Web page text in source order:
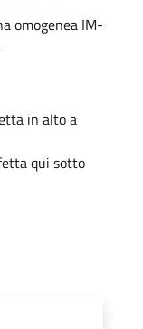
omogenea IM-
in alto a
qui sotto